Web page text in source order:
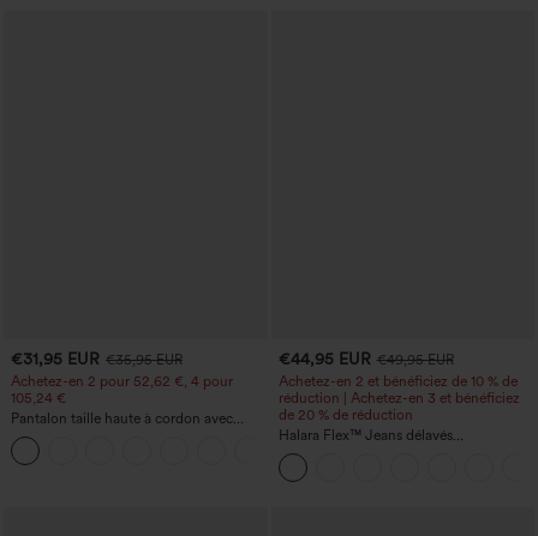
€31,95 EUR €35,95 EUR
Achetez-en 2 pour 52,62 €, 4 pour
105,24 €
Pantalon taille haute à cordon avec
poches, jambe large et coupe ample,
style décontracté, effet lin
€44,95 EUR €49,95 EUR
Achetez-en 2 et bénéficiez de 10 % de
réduction | Achetez-en 3 et bénéficiez
de 20 % de réduction
Halara Flex™ Jeans délavés
décontractés, coupe baggy à jambe
large, taille basse asymétrique, poches
zippées